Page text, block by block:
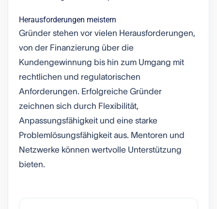
Herausforderungen meistern
Gründer stehen vor vielen Herausforderungen,
von der Finanzierung über die
Kundengewinnung bis hin zum Umgang mit
rechtlichen und regulatorischen
Anforderungen. Erfolgreiche Gründer
zeichnen sich durch Flexibilität,
Anpassungsfähigkeit und eine starke
Problemlösungsfähigkeit aus. Mentoren und
Netzwerke können wertvolle Unterstützung
bieten.